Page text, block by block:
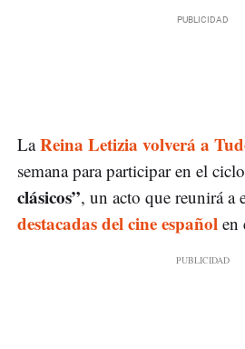
LaReina Letizia volverá a
semana para participar en el
clásicos”, un acto que reunirá a
destacadas del cine español en